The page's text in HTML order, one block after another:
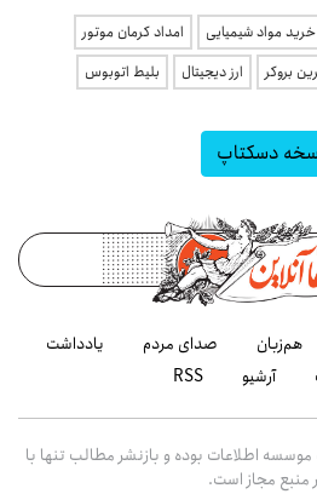
خرید مواد شیمیایی
امداد کرمان موتور
بروکر ارز دیجیتال بلیط اتوبوس
دسکتاپ
هم‌زبان صدای مردم
یادداشت
آرشیو RSS
اطلاعات بوده و بازنشر مطالب تنها با
منبع مجاز است.